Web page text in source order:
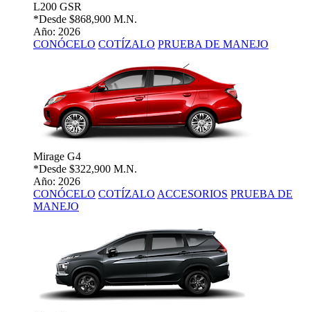
L200 GSR
*Desde $868,900 M.N.
Año: 2026
CONÓCELO COTÍZALO PRUEBA DE MANEJO
Mirage G4
*Desde $322,900 M.N.
Año: 2026
CONÓCELO COTÍZALO ACCESORIOS PRUEBA DE
MANEJO